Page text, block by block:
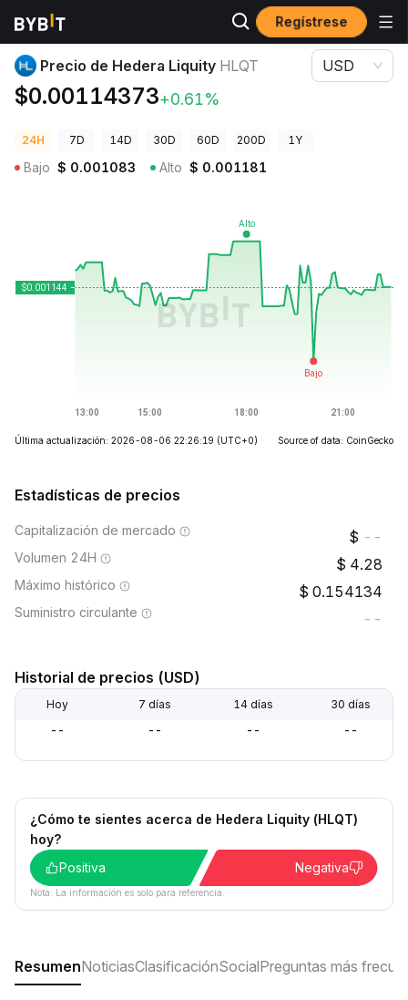
Regístrese
Precios de Criptomonedas Precio de Hedera Liquity HLQT
Precio de Hedera Liquity HLQT
$0.00114373+0.61%
USD
24H 7D 14D 30D 60D 200D 1Y
Bajo $ 0.001083 Alto $ 0.001181
Última actualización: 2026-08-06 22:26:19 (UTC+0) Source of data: CoinGecko
Estadísticas de precios
Capitalización de mercado --
Volumen 24H 4.28
Máximo histórico 0.154134
Suministro circulante --
Historial de precios (USD)
Hoy 7 días 14 días 30 días
-- -- -- --
¿Cómo te sientes acerca de Hedera Liquity (HLQT)
hoy?
Positiva
Negativa
Nota: La información es solo para referencia.
ResumenNoticiasClasificaciónSocialPreguntas más